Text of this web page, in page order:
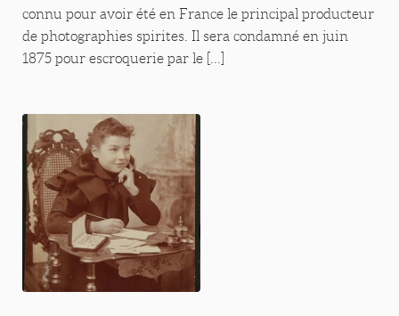
connu pour avoir été en France le principal producteur
de photographies spirites. Il sera condamné en juin
1875 pour escroquerie par le [...]